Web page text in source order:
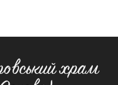
храм